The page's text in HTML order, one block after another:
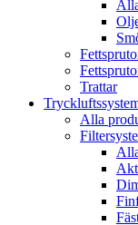
Trattar
Alla